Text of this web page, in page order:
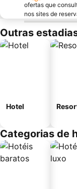
ofertas que
nos sites de
Outras
Hotel
Categorias de